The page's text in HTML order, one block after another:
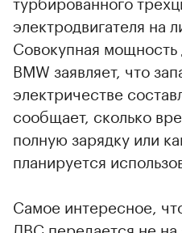
электродвигателя на
Совокупная мощность
BMW заявляет, что
электричестве
сообщает, сколько
полную зарядку или
планируется
Самое интересное,
ДВС передается не